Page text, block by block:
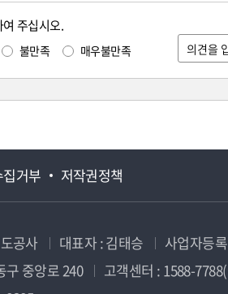
주십시오.
불만족 매우불만족
거부 저작권정책
공사 대표자 : 김태승 사업자등
구 중앙로 240
고객센터 : 1588-